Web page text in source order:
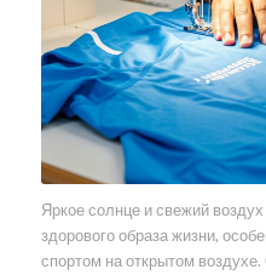
Яркое солнце и свежий
здорового образа жизни,
спортом на открытом